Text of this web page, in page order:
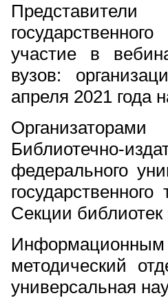
участие в
вузов:
апреля 2021 года
Библиотечно-
федерального
Секции
методический
универсальная